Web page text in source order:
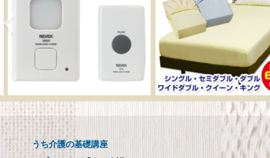
呼び出しチャイムセット
X810
呼び出しチャイムセット X810
メーカー直販 ベッ
ックスシーツ 防水
ツ 【介護シーツ･ベ
用防水シーツ】シ
うち介護の基礎講座